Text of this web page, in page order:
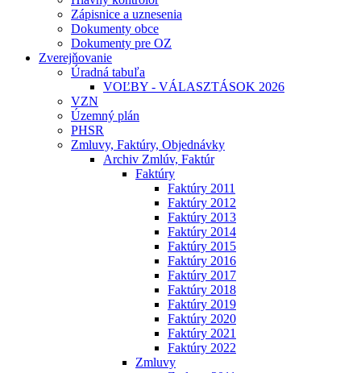
Zápisnice a uznesenia
Dokumenty obce
Dokumenty pre OZ
Zverejňovanie
Úradná tabuľa
VOĽBY - VÁLASZTÁSOK 2026
VZN
Územný plán
PHSR
Zmluvy, Faktúry, Objednávky
Archiv Zmlúv, Faktúr
Faktúry
Faktúry 2011
Faktúry 2012
Faktúry 2013
Faktúry 2014
Faktúry 2015
Faktúry 2016
Faktúry 2017
Faktúry 2018
Faktúry 2019
Faktúry 2020
Faktúry 2021
Faktúry 2022
Zmluvy